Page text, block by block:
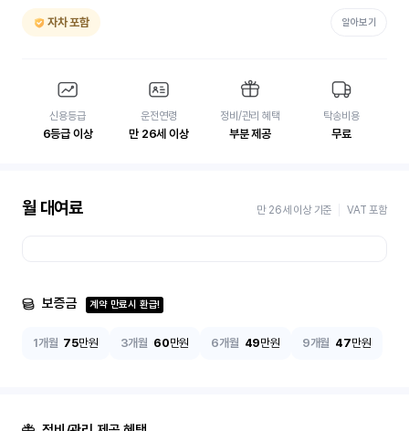
자차 포함 알아보기
신용등급
6등급 이상
운전연령
만 26세 이상
정비/관리 혜택
부분 제공
탁송비용
무료
월 대여료 만 26세 이상 기준 VAT 포함
보증금 계약 만료시 환급!
1개월 75만원 3개월 60만원 6개월 49만원 9개월 47만원